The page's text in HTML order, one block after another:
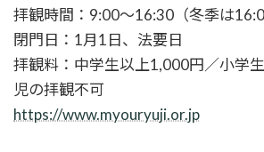
拝観時間：9:00～16:30（冬季は
閉門日：1月1日、法要日
拝観料：中学生以上1,000円／小
児の拝観不可
https://www.myouryuji.or.jp